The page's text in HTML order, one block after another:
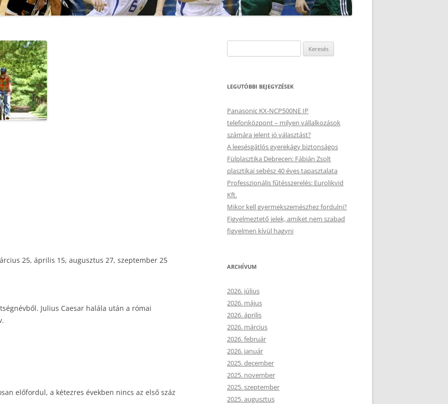
25, április 15, augusztus 27, szeptember 25
Julius Caesar halála után a római
előfordul, a kétezres években nincs az első száz
LEGUTÓBBI BEJEGYZÉSEK
Panasonic KX-NCP500NE IP
telefonközpont – milyen vállalkozások
számára jelent jó választást?
A leesésgátlós gyerekágy biztonságos
Fülplasztika Debrecen: Fábián Zsolt
plasztikai sebész 40 éves tapasztalata
Professzionális fűtésszerelés: Eurolikvid
Kft.
Mikor kell gyermekszemészhez fordulni?
Figyelmeztető jelek, amiket nem szabad
figyelmen kívül hagyni
ARCHÍVUM
2026. július
2026. május
2026. április
2026. március
2026. február
2026. január
2025. december
2025. november
2025. szeptember
2025. augusztus